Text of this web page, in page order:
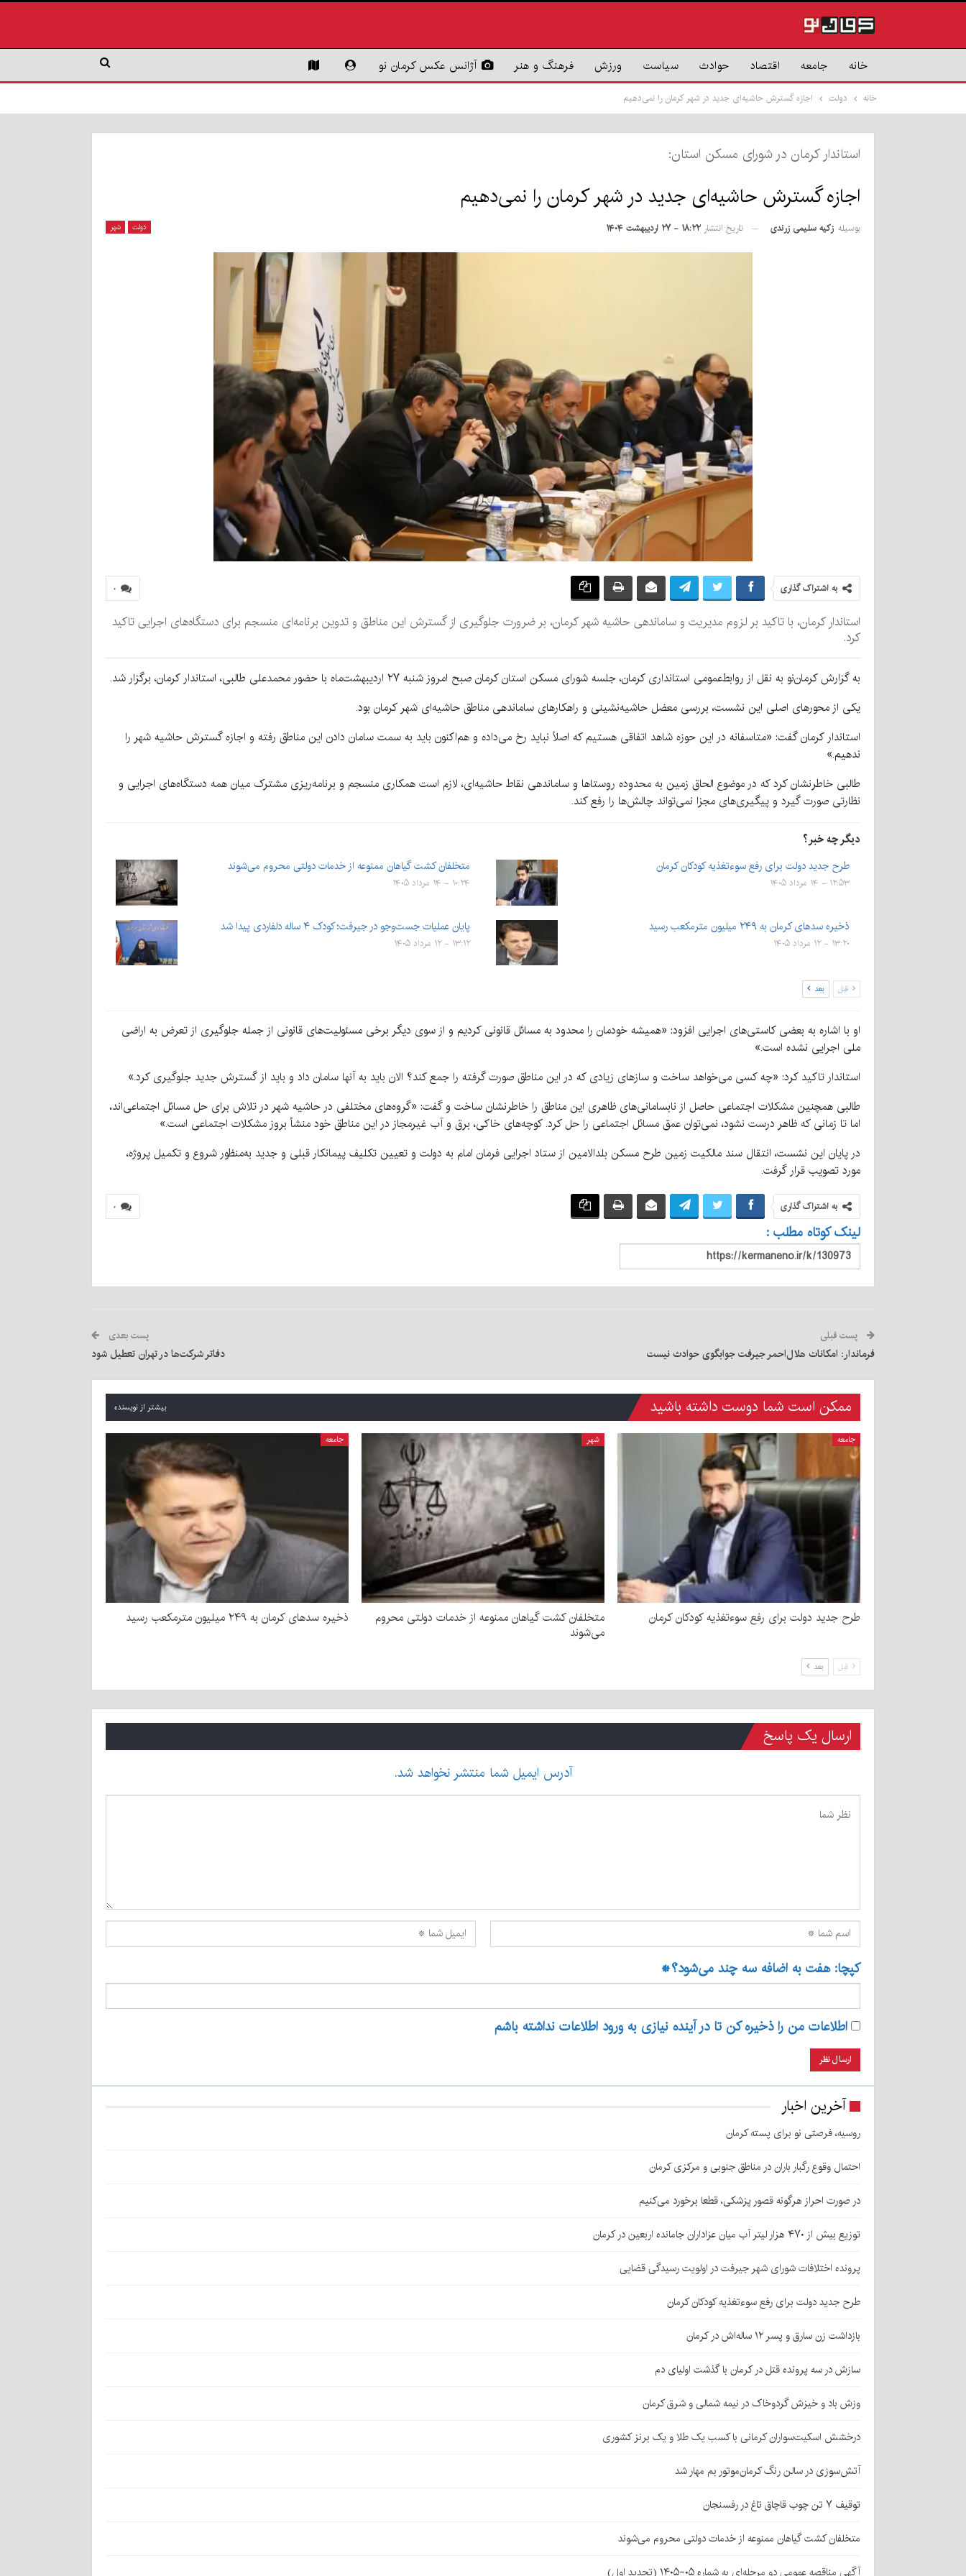
خانه جامعه اقتصاد حوادث سیاست ورزش فرهنگ و هنر آژانس عکس کرمان نو
خانه دولت اجازه گسترش حاشیه‌ای جدید در شهر کرمان را نمی‌دهیم
استاندار کرمان در شورای مسکن استان:
اجازه گسترش حاشیه‌ای جدید در شهر کرمان را نمی‌دهیم
دولت شهر بوسیله زکیه سلیمی زرندی تاریخ انتشار ۱۸:۲۲ - ۲۷ اردیبهشت ۱۴۰۴
۰ به اشتراک گذاری
استاندار کرمان، با تاکید بر لزوم مدیریت و ساماندهی حاشیه شهر کرمان، بر ضرورت جلوگیری از گسترش این مناطق و تدوین برنامه‌ای منسجم برای دستگاه‌های اجرایی تاکید
کرد.
به گزارش کرمان‌نو به نقل از روابط‌عمومی استانداری کرمان، جلسه شورای مسکن استان کرمان صبح امروز شنبه ۲۷ اردیبهشت‌ماه با حضور محمدعلی طالبی، استاندار کرمان، برگزار شد.
یکی از محورهای اصلی این نشست، بررسی معضل حاشیه‌نشینی و راهکارهای ساماندهی مناطق حاشیه‌ای شهر کرمان بود.
استاندار کرمان گفت: «متاسفانه در این حوزه شاهد اتفاقی هستیم که اصلاً نباید رخ می‌داده و هم‌اکنون باید به سمت سامان دادن این مناطق رفته و اجازه گسترش حاشیه شهر را
ندهیم.»
طالبی خاطرنشان کرد که در موضوع الحاق زمین به محدوده روستاها و ساماندهی نقاط حاشیه‌ای، لازم است همکاری منسجم و برنامه‌ریزی مشترک میان همه دستگاه‌های اجرایی و
نظارتی صورت گیرد و پیگیری‌های مجزا نمی‌تواند چالش‌ها را رفع کند.
دیگر چه خبر؟
طرح جدید دولت برای رفع سوءتغذیه کودکان کرمان
۱۲:۵۳ - ۱۴ مرداد ۱۴۰۵
متخلفان کشت گیاهان ممنوعه از خدمات دولتی محروم می‌شوند
۱۰:۲۴ - ۱۴ مرداد ۱۴۰۵
ذخیره سدهای کرمان به ۲۴۹ میلیون مترمکعب رسید
۱۳:۲۰ - ۱۲ مرداد ۱۴۰۵
پایان عملیات جست‌وجو در جیرفت؛ کودک ۴ ساله دلفاردی پیدا شد
۱۳:۱۲ - ۱۲ مرداد ۱۴۰۵
قبل بعد
او با اشاره به بعضی کاستی‌های اجرایی افزود: «همیشه خودمان را محدود به مسائل قانونی کردیم و از سوی دیگر برخی مسئولیت‌های قانونی از جمله جلوگیری از تعرض به اراضی
ملی اجرایی نشده است.»
استاندار تاکید کرد: «چه کسی می‌خواهد ساخت و سازهای زیادی که در این مناطق صورت گرفته را جمع کند؟ الان باید به آنها سامان داد و باید از گسترش جدید جلوگیری کرد.»
طالبی همچنین مشکلات اجتماعی حاصل از نابسامانی‌های ظاهری این مناطق را خاطرنشان ساخت و گفت: «گروه‌های مختلفی در حاشیه شهر در تلاش برای حل مسائل اجتماعی‌اند،
اما تا زمانی که ظاهر درست نشود، نمی‌توان عمق مسائل اجتماعی را حل کرد. کوچه‌های خاکی، برق و آب غیرمجاز در این مناطق خود منشأ بروز مشکلات اجتماعی است.»
در پایان این نشست، انتقال سند مالکیت زمین طرح مسکن بلدالامین از ستاد اجرایی فرمان امام به دولت و تعیین تکلیف پیمانکار قبلی و جدید به‌منظور شروع و تکمیل پروژه،
مورد تصویب قرار گرفت.
۰ به اشتراک گذاری
لینک کوتاه مطلب :
پست قبلی
فرماندار: امکانات هلال‌احمر جیرفت جوابگوی حوادث نیست
پست بعدی
دفاتر شرکت‌ها در تهران تعطیل شود
ممکن است شما دوست داشته باشید بیشتر از نویسنده
جامعه
طرح جدید دولت برای رفع سوءتغذیه کودکان کرمان
شهر
متخلفان کشت گیاهان ممنوعه از خدمات دولتی محروم
می‌شوند
جامعه
ذخیره سدهای کرمان به ۲۴۹ میلیون مترمکعب رسید
قبل بعد
ارسال یک پاسخ
آدرس ایمیل شما منتشر نخواهد شد.
کپچا: هفت به اضافه سه چند می‌شود؟*
اطلاعات من را ذخیره کن تا در آینده نیازی به ورود اطلاعات نداشته باشم
آخرین اخبار
روسیه، فرصتی نو برای پسته کرمان
احتمال وقوع رگبار باران در مناطق جنوبی و مرکزی کرمان
در صورت احراز هرگونه قصور پزشکی، قطعا برخورد می‌کنیم
توزیع بیش از ۴۷۰ هزار لیتر آب میان عزاداران جامانده اربعین در کرمان
پرونده اختلافات شورای شهر جیرفت در اولویت رسیدگی قضایی
طرح جدید دولت برای رفع سوءتغذیه کودکان کرمان
بازداشت زن سارق و پسر ۱۲ ساله‌اش در کرمان
سازش در سه پرونده قتل در کرمان با گذشت اولیای دم
وزش باد و خیزش گردوخاک در نیمه شمالی و شرق کرمان
درخشش اسکیت‌سواران کرمانی با کسب یک طلا و یک برنز کشوری
آتش‌سوزی در سالن رنگ کرمان‌موتور بم مهار شد
توقیف ۷ تن چوب قاچاق تاغ در رفسنجان
متخلفان کشت گیاهان ممنوعه از خدمات دولتی محروم می‌شوند